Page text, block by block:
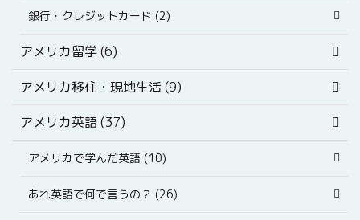
銀行・クレジットカード (2)
アメリカ留学 (6)
アメリカ移住・現地生活 (9)
アメリカ英語 (37)
アメリカで学んだ英語 (10)
あれ英語で何で言うの？ (26)